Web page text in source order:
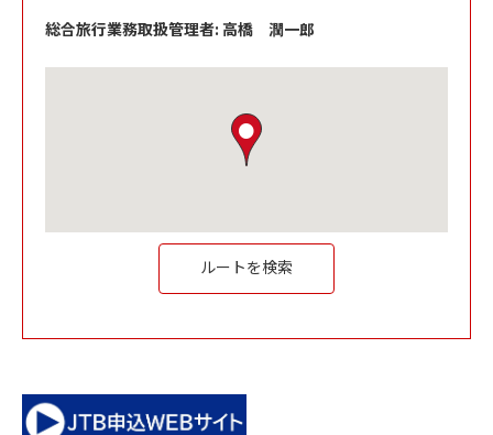
総合旅行業務取扱管理者: 高橋 潤一郎
ルートを検索